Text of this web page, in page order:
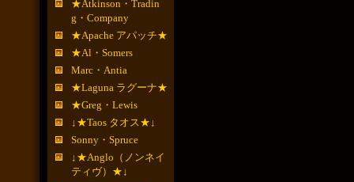
★Atkinson・Tradin
g・Company
★Apache アパッチ★
★Al・Somers
Marc・Antia
★Laguna ラグーナ★
★Greg・Lewis
↓★Taos タオス★↓
Sonny・Spruce
↓★Anglo（ノンネイ
ティヴ）★↓